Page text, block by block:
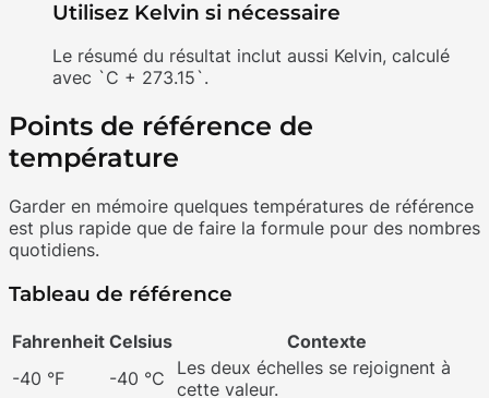
Utilisez Kelvin si nécessaire
Le résumé du résultat inclut aussi Kelvin, calculé
avec `C + 273.15`.
Points de référence de
température
Garder en mémoire quelques températures de référence
est plus rapide que de faire la formule pour des nombres
quotidiens.
Tableau de référence
Fahrenheit Celsius
Contexte
-40 °F
-40 °C
Les deux échelles se rejoignent à
cette valeur.